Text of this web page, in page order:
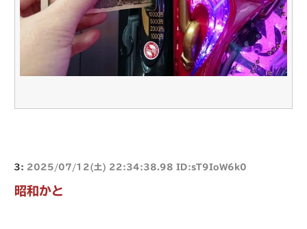
3: 2025/07/12(土) 22:34:38.98 ID:sT9IoW6k0
昭和かと